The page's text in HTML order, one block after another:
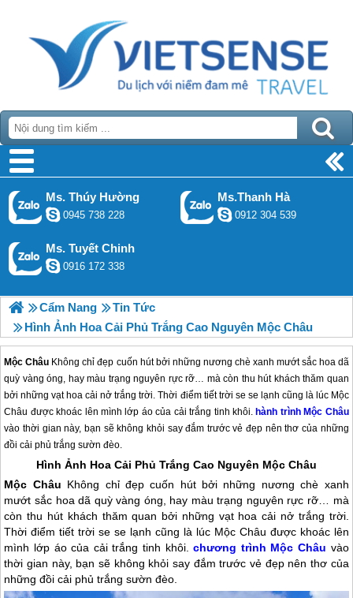
Ms. Thúy Hường
0945 738 228
Ms.Thanh Hà
0912 304 539
Ms. Tuyết Chinh
0916 172 338
Cẩm Nang
Tin Tức
Hình Ảnh Hoa Cải Phủ Trắng Cao Nguyên Mộc Châu
Mộc Châu Không chỉ đẹp cuốn hút bởi những nương chè xanh mướt sắc hoa dã
quỳ vàng óng, hay màu trạng nguyên rực rỡ… mà còn thu hút khách thăm quan
bởi những vạt hoa cải nở trắng trời. Thời điểm tiết trời se se lạnh cũng là lúc Mộc
Châu được khoác lên mình lớp áo của cải trắng tinh khôi. hành trình Mộc Châu
vào thời gian này, bạn sẽ không khỏi say đắm trước vẻ đẹp nên thơ của những
đồi cải phủ trắng sườn đèo.
Hình Ảnh Hoa Cải Phủ Trắng Cao Nguyên Mộc Châu
Mộc Châu Không chỉ đẹp cuốn hút bởi những nương chè xanh
mướt sắc hoa dã quỳ vàng óng, hay màu trạng nguyên rực rỡ… mà
còn thu hút khách thăm quan bởi những vạt hoa cải nở trắng trời.
Thời điểm tiết trời se se lạnh cũng là lúc Mộc Châu được khoác lên
mình lớp áo của cải trắng tinh khôi.chương trình Mộc Châu vào
thời gian này, bạn sẽ không khỏi say đắm trước vẻ đẹp nên thơ của
những đồi cải phủ trắng sườn đèo.